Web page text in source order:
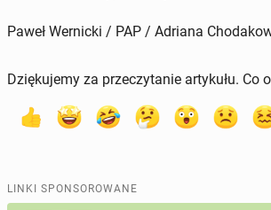
Paweł Wernicki / PAP / Adriana
Dziękujemy za przeczytanie artykułu. Co
LINKI SPONSOROWANE